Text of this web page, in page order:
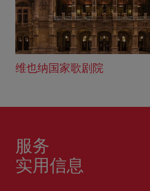
维也纳国家歌剧院
服务
实用信息